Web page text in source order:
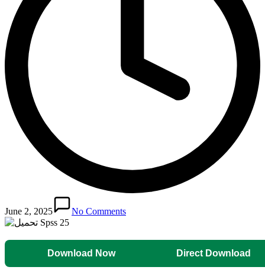
June 2, 2025 No Comments
Download Now Direct Download